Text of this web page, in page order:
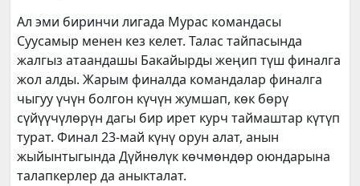
Ал эми биринчи лигада Мурас командасы
Суусамыр менен кез келет. Талас тайпасында
жалгыз атаандашы Бакайырды жеңип түш финалга
жол алды. Жарым финалда командалар финалга
чыгуу үчүн болгон күчүн жумшап, көк бөрү
сүйүүчүлөрүн дагы бир ирет курч таймаштар күтүп
турат. Финал 23-май күнү орун алат, анын
жыйынтыгында Дүйнөлүк көчмөндөр оюндарына
талапкерлер да аныкталат.